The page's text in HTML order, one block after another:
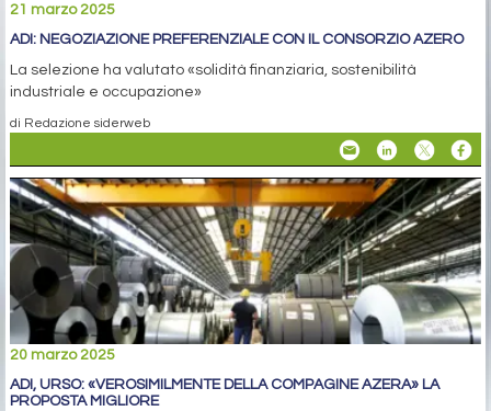
21 marzo 2025
ADI: NEGOZIAZIONE PREFERENZIALE CON IL CONSORZIO AZERO
La selezione ha valutato «solidità finanziaria, sostenibilità
industriale e occupazione»
di Redazione siderweb
20 marzo 2025
ADI, URSO: «VEROSIMILMENTE DELLA COMPAGINE AZERA» LA
PROPOSTA MIGLIORE